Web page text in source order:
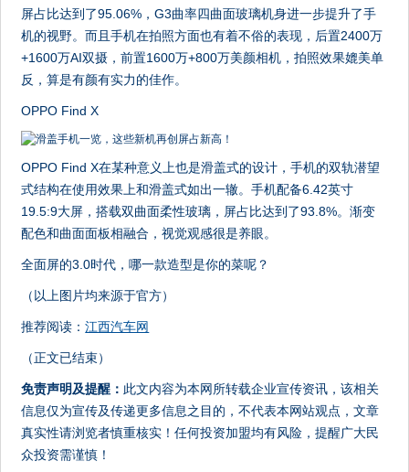
屏占比达到了95.06%，G3曲率四曲面玻璃机身进一步提升了手
机的视野。而且手机在拍照方面也有着不俗的表现，后置2400万
+1600万AI双摄，前置1600万+800万美颜相机，拍照效果媲美单
反，算是有颜有实力的佳作。
OPPO Find X
OPPO Find X在某种意义上也是滑盖式的设计，手机的双轨潜望
式结构在使用效果上和滑盖式如出一辙。手机配备6.42英寸
19.5:9大屏，搭载双曲面柔性玻璃，屏占比达到了93.8%。渐变
配色和曲面面板相融合，视觉观感很是养眼。
全面屏的3.0时代，哪一款造型是你的菜呢？
（以上图片均来源于官方）
推荐阅读：江西汽车网
（正文已结束）
免责声明及提醒： 此文内容为本网所转载企业宣传资讯，该相关
信息仅为宣传及传递更多信息之目的，不代表本网站观点，文章
真实性请浏览者慎重核实！任何投资加盟均有风险，提醒广大民
众投资需谨慎！